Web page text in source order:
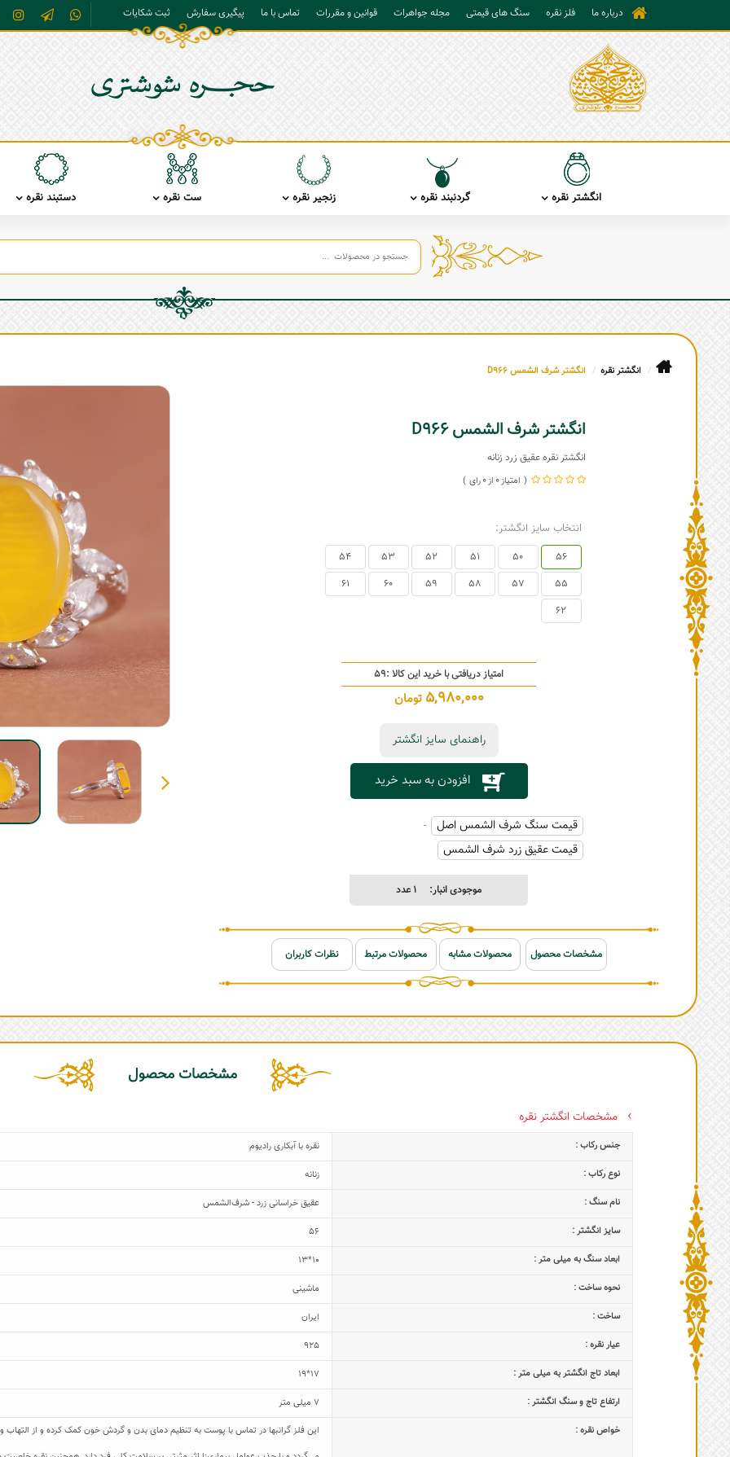
درباره ما فلز نقره سنگ های قیمتی مجله جواهرات قوانین و مقررات تماس با ما پیگیری سفارش ثبت شکایات
انگشتر نقره گردنبند نقره زنجیر نقره ست نقره دستبند نقره
انگشتر نقره انگشتر شرف الشمس D966
انگشتر شرف الشمس D966
انگشتر نقره عقیق زرد زنانه
0
0
انتخاب سایز انگشتر:
56
50
51
52
53
54
55
57
58
59
60
61
62
امتیاز دریافتی با خرید این کالا :59
5,980,000 تومان
راهنمای سایز انگشتر
افزودن به سبد خرید
قیمت سنگ شرف الشمس اصل -
قیمت عقیق زرد شرف الشمس
موجودی انبار: 1 عدد
مشخصات محصول محصولات مشابه محصولات مرتبط نظرات کاربران
مشخصات محصول
مشخصات انگشتر نقره
جنس رکاب :
نقره با آبکاری رادیوم
نوع رکاب :
زنانه
نام سنگ :
عقیق خراسانی زرد - شرف‌الشمس
سایز انگشتر :
56
ابعاد سنگ به میلی متر :
10*13
نحوه ساخت :
ماشینی
ساخت :
ایران
عیار نقره :
925
ابعاد تاج‌ انگشتر به میلی متر :
17*19
ارتفاع تاج و سنگ انگشتر :
7 میلی متر
خواص نقره :
این فلز گرانبها در تماس با پوست به تنظیم دمای بدن و گردش خون کمک کرده و از